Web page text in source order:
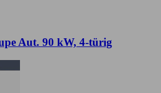
Aut. 90 kW, 4-türig